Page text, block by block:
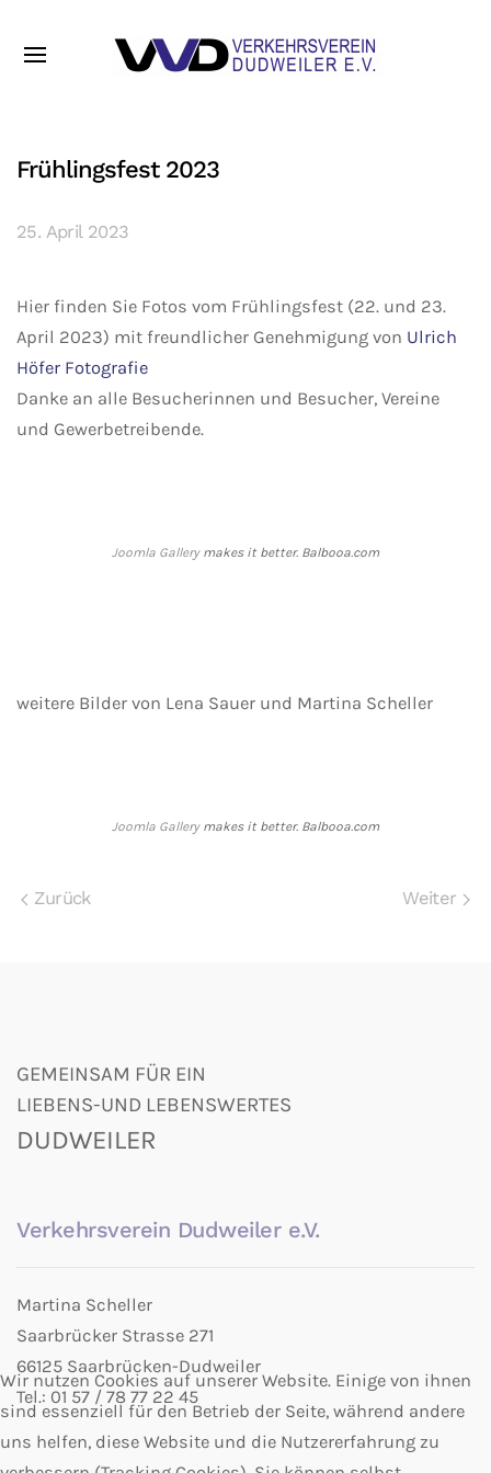
Frühlingsfest 2023
25. April 2023
Hier finden Sie Fotos vom Frühlingsfest (22. und 23.
April 2023) mit freundlicher Genehmigung von Ulrich
Höfer Fotografie
Danke an alle Besucherinnen und Besucher, Vereine
und Gewerbetreibende.
Joomla Gallerymakes it better. Balbooa.com
weitere Bilder von Lena Sauer und Martina Scheller
Joomla Gallerymakes it better. Balbooa.com
Zurück Weiter
GEMEINSAM FÜR EIN
LIEBENS-UND LEBENSWERTES
DUDWEILER
Verkehrsverein Dudweiler e.V.
Martina Scheller
Saarbrücker Strasse 271
66125 Saarbrücken-Dudweiler
Tel.: 01 57 / 78 77 22 45
Wir nutzen Cookies auf unserer Website. Einige von ihnen
sind essenziell für den Betrieb der Seite, während andere
uns helfen, diese Website und die Nutzererfahrung zu